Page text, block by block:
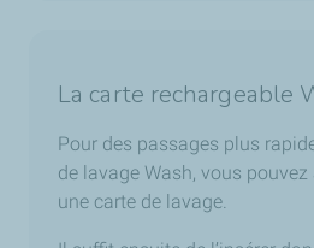
La carte rechargeable
Pour des passages plus
de lavage Wash, vous
une carte de lavage.